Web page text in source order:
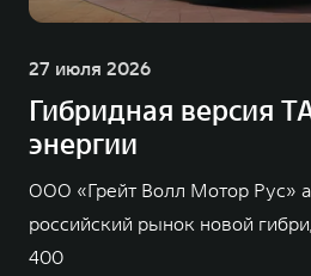
27 июля 2026
Гибридная версия
энергии
ООО «Грейт Волл Мотор Рус»
российский рынок новой
400